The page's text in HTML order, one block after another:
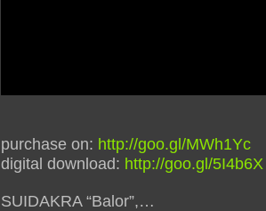
purchase on: http://goo.gl/MWh1Yc
digital download: http://goo.gl/5I4b6X
SUIDAKRA “Balor”,…